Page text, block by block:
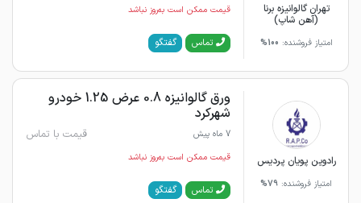
تهران گالوانیزه برنا
(آهن شاپ)
امتیاز فروشنده: 100%
قیمت ممکن است به‌روز نباشد
تماس گفتگو
رادوین پویان پردیس
امتیاز فروشنده: 79%
ورق گالوانیزه 0.8 عرض 1.25 خودرو
شهرکرد
7 ماه پیش قیمت با تماس
قیمت ممکن است به‌روز نباشد
تماس گفتگو